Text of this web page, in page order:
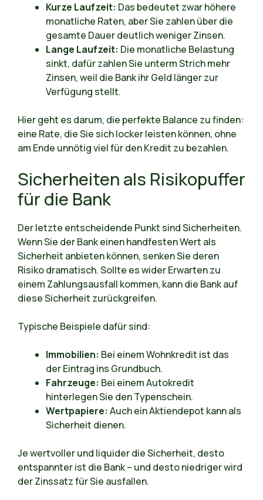
Kurze Laufzeit: Das bedeutet zwar höhere
monatliche Raten, aber Sie zahlen über die
gesamte Dauer deutlich weniger Zinsen.
Lange Laufzeit: Die monatliche Belastung
sinkt, dafür zahlen Sie unterm Strich mehr
Zinsen, weil die Bank ihr Geld länger zur
Verfügung stellt.
Hier geht es darum, die perfekte Balance zu finden:
eine Rate, die Sie sich locker leisten können, ohne
am Ende unnötig viel für den Kredit zu bezahlen.
Sicherheiten als Risikopuffer
für die Bank
Der letzte entscheidende Punkt sind Sicherheiten.
Wenn Sie der Bank einen handfesten Wert als
Sicherheit anbieten können, senken Sie deren
Risiko dramatisch. Sollte es wider Erwarten zu
einem Zahlungsausfall kommen, kann die Bank auf
diese Sicherheit zurückgreifen.
Typische Beispiele dafür sind:
Immobilien: Bei einem Wohnkredit ist das
der Eintrag ins Grundbuch.
Fahrzeuge: Bei einem Autokredit
hinterlegen Sie den Typenschein.
Wertpapiere: Auch ein Aktiendepot kann als
Sicherheit dienen.
Je wertvoller und liquider die Sicherheit, desto
entspannter ist die Bank – und desto niedriger wird
der Zinssatz für Sie ausfallen.